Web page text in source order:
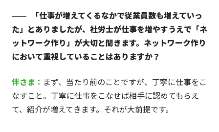
「仕事が増えてくるなかで従業員数も増えていっ
た」とありましたが、社労士が仕事を増やすうえで「ネ
ットワーク作り」が大切と聞きます。ネットワーク作り
において重視していることはありますか？
伴さま ： まず、当たり前のことですが、丁寧に仕事をこ
なすこと。丁寧に仕事をこなせば相手に認めてもらえ
て、紹介が増えてきます。それが大前提です。